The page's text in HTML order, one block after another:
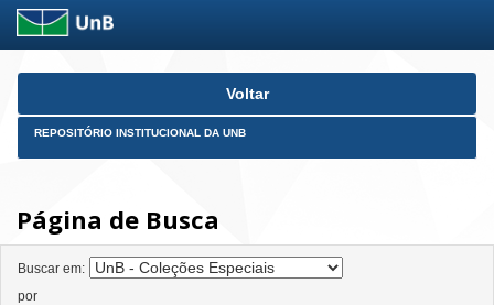
Skip
Voltar
REPOSITÓRIO INSTITUCIONAL DA UNB
Página de Busca
Buscar em:
por